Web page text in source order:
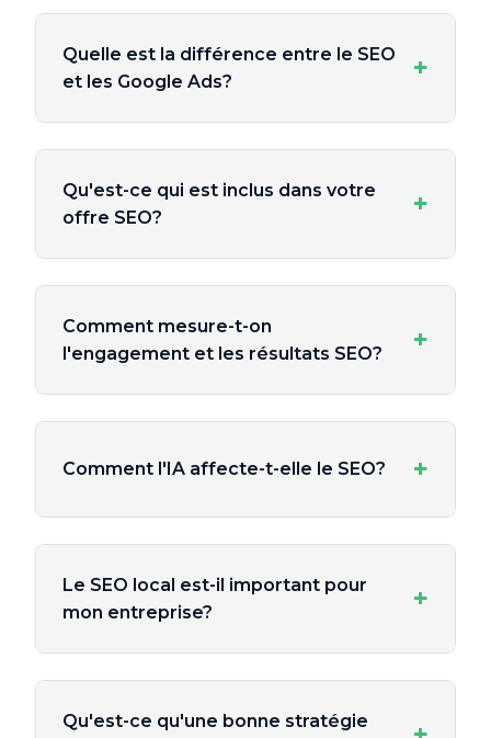
Quelle est la différence entre le SEO
et les Google Ads?
+
Qu'est-ce qui est inclus dans votre
offre SEO?
+
Comment mesure-t-on
l'engagement et les résultats SEO?
+
Comment l'IA affecte-t-elle le SEO? +
Le SEO local est-il important pour
mon entreprise?
+
Qu'est-ce qu'une bonne stratégie